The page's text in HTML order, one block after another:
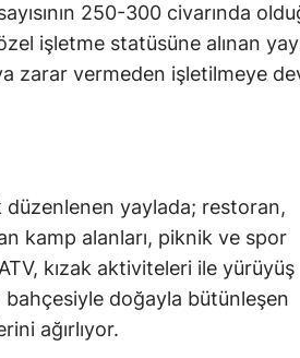
250-300 civarında
işletme statüsüne alınan
zarar vermeden işletilmeye
düzenlenen yaylada; restoran,
kamp alanları, piknik ve spor
kızak aktiviteleri ile yürüyüş
bahçesiyle doğayla bütünleşen
ağırlıyor.